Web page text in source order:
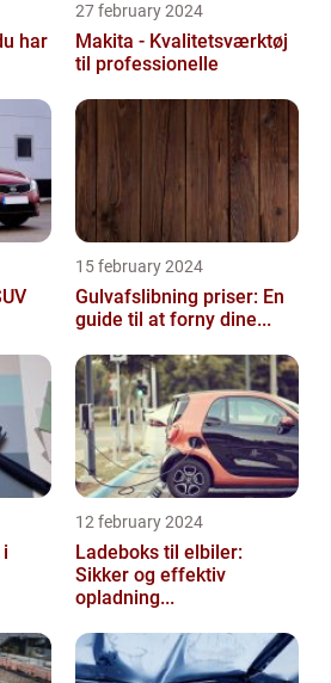
27 february 2024
Makita - Kvalitetsværktøj
til professionelle
15 february 2024
Gulvafslibning priser: En
guide til at forny dine...
12 february 2024
Ladeboks til elbiler:
Sikker og effektiv
opladning...